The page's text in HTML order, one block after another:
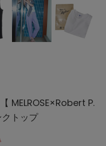
MELROSE×Robert P.
トップ